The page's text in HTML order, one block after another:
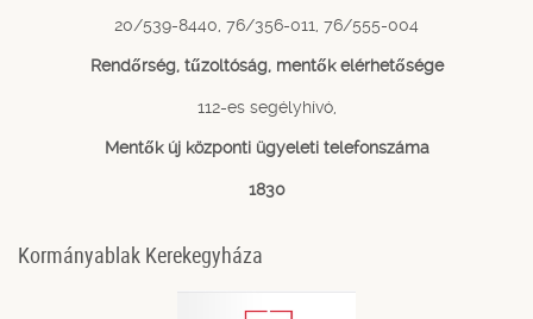
20/539-8440, 76/356-011, 76/555-004
Rendőrség, tűzoltóság, mentők elérhetősége
112-es segélyhívó,
Mentők új központi ügyeleti telefonszáma
1830
Kormányablak Kerekegyháza